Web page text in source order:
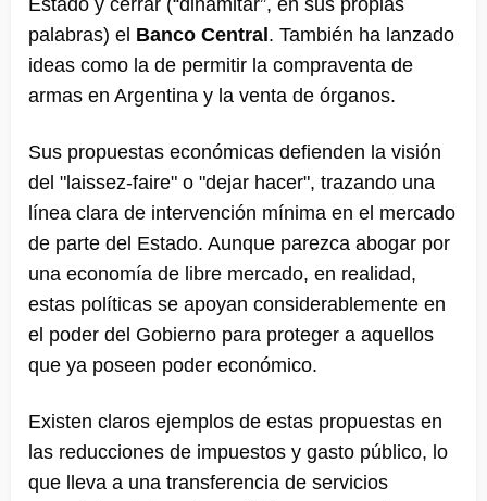
Estado y cerrar (“dinamitar”, en sus propias
palabras) el Banco Central . También ha lanzado
ideas como la de permitir la compraventa de
armas en Argentina y la venta de órganos.
Sus propuestas económicas defienden la visión
del "laissez-faire" o "dejar hacer", trazando una
línea clara de intervención mínima en el mercado
de parte del Estado. Aunque parezca abogar por
una economía de libre mercado, en realidad,
estas políticas se apoyan considerablemente en
el poder del Gobierno para proteger a aquellos
que ya poseen poder económico.
Existen claros ejemplos de estas propuestas en
las reducciones de impuestos y gasto público, lo
que lleva a una transferencia de servicios